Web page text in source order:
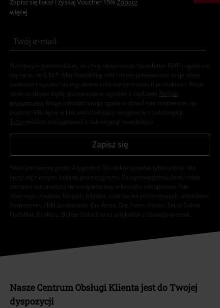
Zapisz się teraz i zyskaj Voucher 15% Zobacz
więcej
Niniejszym potwierdzam, że chcę otrzymywać Newsletter EMP i zgadzam
się na to, że E.M.P. Merchandising mbH może przetwarzać moje dane
osobowe i wysyłać mi regularnie informacje o swoich produktach. Moje
dane osobowe będą przetwarzane zgodnie z zapisami
Polityki
prywatności . Mogę odwołać swoją zgodę w dowolnym momencie, np.
poprzez kliknięcie w link umożliwiający rezygnację z subskrypcji.
Tutaj możesz zrezygnować z subskrypcji newslettera.
Zapisz się
*Kod jest ważny przez 4 tygodnie. Do wykorzystania tylko online. NIe
łączy się z innymi kodami promocyjnymi. Po wprowadzeniu kodu rabat
zostanie automatycznie uwzględniony w koszyku zakupowym. Nie
obejmuje: mediów, książek, biletów, voucherów prezentowych, artykułów:
Rammstein, (Till) Lindemann, Die Ärzte, Die Toten Hosen, Feine Sahne
Fischfilet, Broilers, Böhse Onkelz oraz artykułów z donacją w cenie.
Nasze Centrum Obsługi Klienta jest do Twojej
dyspozycji